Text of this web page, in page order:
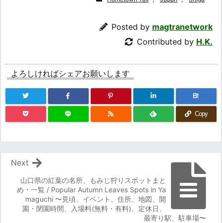
Posted by magtranetwork
Contributed by H.K.
よろしければシェアお願いします
B!
Copy
山口県の紅葉の名所、もみじ狩りスポットまと
め・一覧 / Popular Autumn Leaves Spots in Ya
maguchi 〜見頃、イベント、住所、地図、開
園・閉園時間、入場料(無料・有料)、定休日、
最寄り駅、駐車場〜
Next